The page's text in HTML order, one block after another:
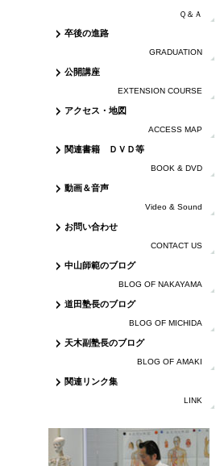
Ｑ＆Ａ
GRADUATION
卒後の進路
EXTENSION COURSE
公開講座
ACCESS MAP
アクセス・地図
BOOK & DVD
関連書籍 ＤＶＤ等
Video & Sound
動画＆音声
CONTACT US
お問い合わせ
BLOG OF NAKAYAMA
中山師範のブログ
BLOG OF MICHIDA
道田塾長のブログ
BLOG OF AMAKI
天木副塾長のブログ
LINK
関連リンク集